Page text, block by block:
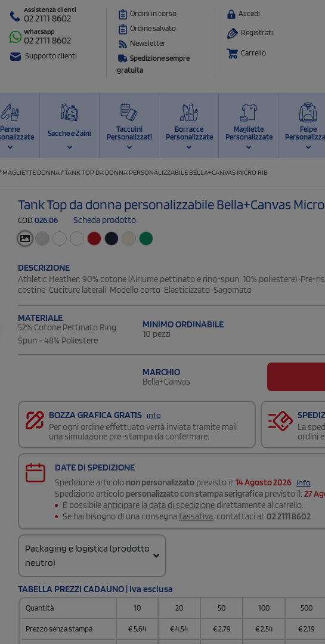
Assistenza clienti
02 2111 8602
Whatsapp
02 2111 8602
Supporto clienti
Ordini in corso
Ordine salvato
Newsletter
Spedizione sempre
gratuita
Accedi
Registrati
Carrello
Penne
Sacche e Zaini
Taccuini
Personalizzati
Borracce
Personalizzate
Magliette
Personalizzate
Felpe
MAGLIETTE DONNA /TANK TOP DA DONNA PERSONALIZZABILE BELLA+CANVAS MICRO RIB
Tank Top da donna personalizzabile Bella+Canvas
COD. 026.06 Scheda prodotto
DESCRIZIONE
Athletic Heather: 90% cotone (Airlume pettinato e ring-spun, 10% poliestere) ·Pre-
costine ·Cuciture laterali ·Modello corto ·Elasticizzato ·Sagomato
MATERIALE
52% Cotone Pettinato Ring
Spun - 48% Poliestere
MINIMO ORDINABILE
10 pezzi
MARCHIO
Bella+Canvas
BOZZA GRAFICA GRATIS info
Per ogni ordine effettuato verrà inviata tramite mail
una simulazione pre-stampa da confermare.
La
ordini
DATE DI SPEDIZIONE
Spedizione articolo non personalizzato previsto il: 14 Agosto 2026 info
Spedizione articolo personalizzato con stampa serigrafica previsto il: 27
É possibileanticipare la data di spedizionedirettamente al carrello.
Se hai bisogno di una consegnatassativa , contattaci al: 02 2111 8602
Packaging e logistica (prodotto
neutro)
TABELLA PREZZI CADAUNO | Iva esclusa
Quantità 10 20 50 100 500
Prezzo senza stampa € 5,64 €4,54 €2,79 €2,54 €2,19